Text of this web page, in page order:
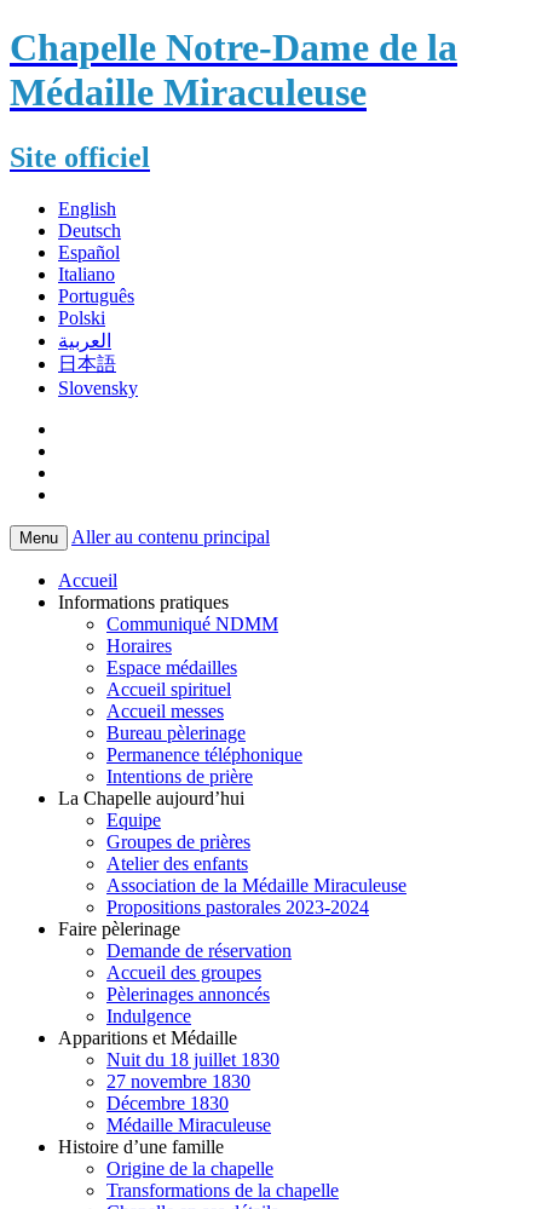
Chapelle Notre-Dame de la
Médaille Miraculeuse
Site officiel
English
Deutsch
Español
Italiano
Português
Polski
العربية
日本語
Slovensky
Menu Aller au contenu principal
Accueil
Informations pratiques
Communiqué NDMM
Horaires
Espace médailles
Accueil spirituel
Accueil messes
Bureau pèlerinage
Permanence téléphonique
Intentions de prière
La Chapelle aujourd’hui
Equipe
Groupes de prières
Atelier des enfants
Association de la Médaille Miraculeuse
Propositions pastorales 2023-2024
Faire pèlerinage
Demande de réservation
Accueil des groupes
Pèlerinages annoncés
Indulgence
Apparitions et Médaille
Nuit du 18 juillet 1830
27 novembre 1830
Décembre 1830
Médaille Miraculeuse
Histoire d’une famille
Origine de la chapelle
Transformations de la chapelle